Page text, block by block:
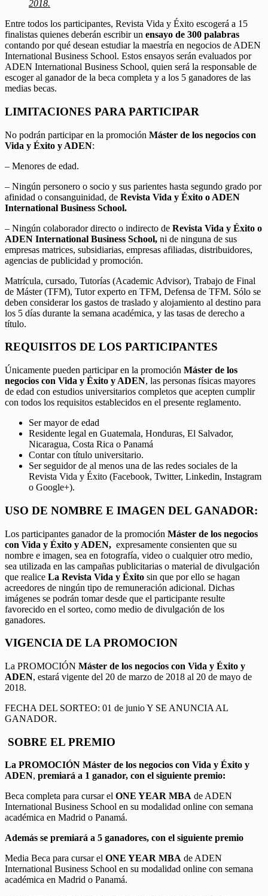
2018.
Entre todos los participantes, Revista Vida y Éxito escogerá a 15
finalistas quienes deberán escribir un ensayo de 300 palabras
contando por qué desean estudiar la maestría en negocios de ADEN
International Business School. Estos ensayos serán evaluados por
ADEN International Business School, quien será la responsable de
escoger al ganador de la beca completa y a los 5 ganadores de las
medias becas.
LIMITACIONES PARA PARTICIPAR
No podrán participar en la promoción Máster de los negocios con
Vida y Éxito y ADEN:
– Menores de edad.
– Ningún personero o socio y sus parientes hasta segundo grado por
afinidad o consanguinidad, de Revista Vida y Éxito o ADEN
International Business School.
– Ningún colaborador directo o indirecto de Revista Vida y Éxito o
ADEN International Business School, ni de ninguna de sus
empresas matrices, subsidiarias, empresas afiliadas, distribuidores,
agencias de publicidad y promoción.
Matrícula, cursado, Tutorías (Academic Advisor), Trabajo de Final
de Máster (TFM), Tutor experto en TFM, Defensa de TFM. Sólo se
deben considerar los gastos de traslado y alojamiento al destino para
los 5 días durante la semana académica, y las tasas de derecho a
título.
REQUISITOS DE LOS PARTICIPANTES
Únicamente pueden participar en la promoción Máster de los
negocios con Vida y Éxito y ADEN, las personas físicas mayores
de edad con estudios universitarios completos que acepten cumplir
con todos los requisitos establecidos en el presente reglamento.
Ser mayor de edad
Residente legal en Guatemala, Honduras, El Salvador,
Nicaragua, Costa Rica o Panamá
Contar con título universitario.
Ser seguidor de al menos una de las redes sociales de la
Revista Vida y Éxito (Facebook, Twitter, Linkedin, Instagram
o Google+).
USO DE NOMBRE E IMAGEN DEL GANADOR:
Los participantes ganador de la promoción Máster de los negocios
con Vida y Éxito y ADEN, expresamente consienten que su
nombre e imagen, sea en fotografía, video o cualquier otro medio,
sea utilizada en las campañas publicitarias o material de divulgación
que realice La Revista Vida y Éxito sin que por ello se hagan
acreedores de ningún tipo de remuneración adicional. Dichas
imágenes se podrán tomar desde que el participante resulte
favorecido en el sorteo, como medio de divulgación de los
ganadores.
VIGENCIA DE LA PROMOCION
La PROMOCIÓN Máster de los negocios con Vida y Éxito y
ADEN, estará vigente del 20 de marzo de 2018 al 20 de mayo de
2018.
FECHA DEL SORTEO: 01 de junio Y SE ANUNCIA AL
GANADOR.
SOBRE EL PREMIO
La PROMOCIÓN Máster de los negocios con Vida y Éxito y
ADEN, premiará a 1 ganador, con el siguiente premio:
Beca completa para cursar el ONE YEAR MBA de ADEN
International Business School en su modalidad online con semana
académica en Madrid o Panamá.
Además se premiará a 5 ganadores, con el siguiente premio
Media Beca para cursar el ONE YEAR MBA de ADEN
International Business School en su modalidad online con semana
académica en Madrid o Panamá.